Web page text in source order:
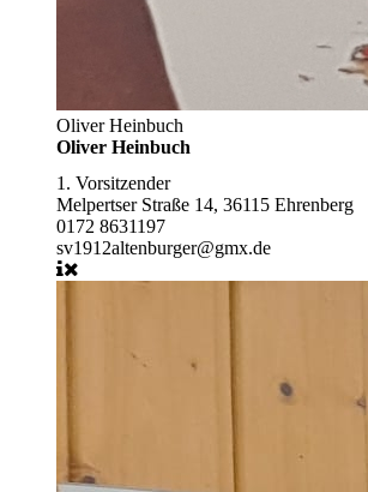
Oliver Heinbuch
Oliver Heinbuch
1. Vorsitzender
Melpertser Straße 14, 36115 Ehrenberg
0172 8631197
sv1912altenburger@gmx.de